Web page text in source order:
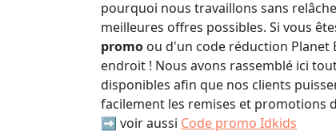
pourquoi nous travaillons sans
meilleures offres possibles. Si vous
promo ou d'un code réduction Planet
endroit ! Nous avons rassemblé ici
disponibles afin que nos clients
facilement les remises et promotions
➡️ voir aussi Code promo Idkids